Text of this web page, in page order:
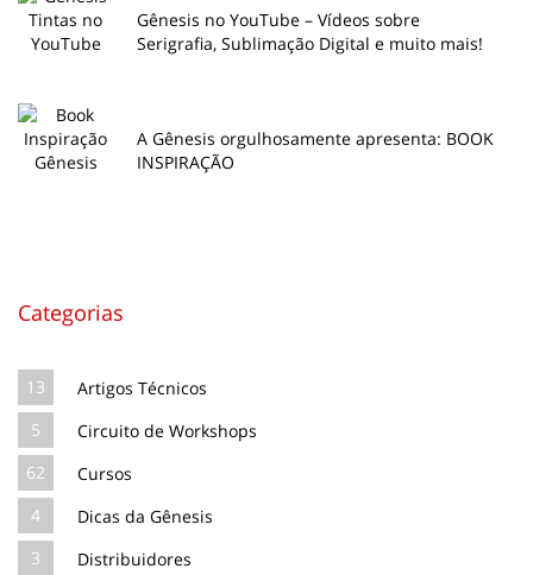
Gênesis no YouTube – Vídeos sobre
Serigrafia, Sublimação Digital e muito mais!
A Gênesis orgulhosamente apresenta: BOOK
INSPIRAÇÃO
Categorias
13
Artigos Técnicos
5
Circuito de Workshops
62
Cursos
4
Dicas da Gênesis
3
Distribuidores